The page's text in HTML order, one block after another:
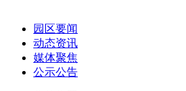
园区要闻
动态资讯
媒体聚焦
公示公告